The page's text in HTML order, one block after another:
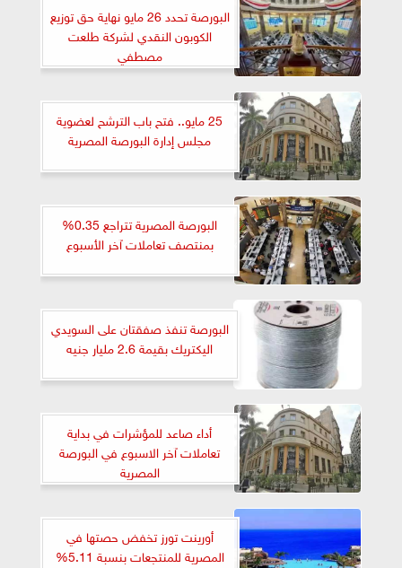
البورصة تحدد 26 مايو نهاية حق توزيع
الكوبون النقدي لشركة طلعت
مصطفي
25 مايو.. فتح باب الترشح لعضوية
مجلس إدارة البورصة المصرية
البورصة المصرية تتراجع 0.35%
بمنتصف تعاملات آخر الأسبوع
البورصة تنفذ صفقتان على السويدي
اليكتريك بقيمة 2.6 مليار جنيه
أداء صاعد للمؤشرات في بداية
تعاملات آخر الاسبوع في البورصة
المصرية
أورينت تورز تخفض حصتها في
المصرية للمنتجعات بنسبة 5.11%